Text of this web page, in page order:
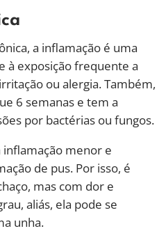
a inflamação é uma
à exposição frequente a
ou alergia. Também,
6 semanas e tem a
por bactérias ou fungos.
inflamação menor e
de pus. Por isso, é
mas com dor e
aliás, ela pode se
unha.